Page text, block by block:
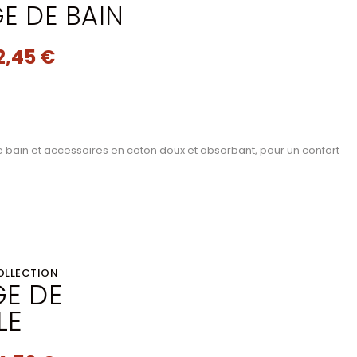
DE BAIN
€
bain et accessoires en coton doux et absorbant, pour un confort
DE